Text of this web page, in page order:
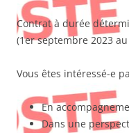
Contrat à durée
(1er septembre 2023
Vous êtes intéressé-e
En
Dans une